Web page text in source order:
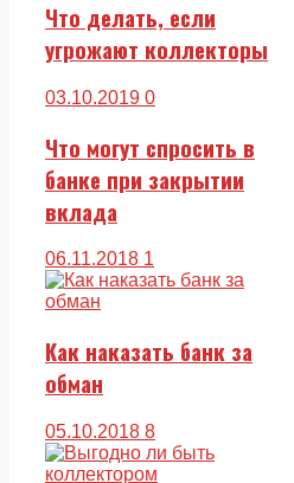
Что делать, если
угрожают коллекторы
03.10.2019 0
Что могут спросить в
банке при закрытии
вклада
06.11.2018 1
Как наказать банк за
обман
05.10.2018 8